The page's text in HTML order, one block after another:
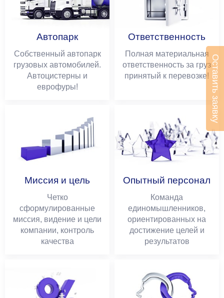
Автопарк
Собственный автопарк
грузовых автомобилей.
Автоцистерны и
еврофуры!
Ответственность
Полная материальная
ответственность за груз
принятый к перевозке!
Миссия и цель
Четко
сформулированные
миссия, видение и цели
компании, контроль
качества
Опытный персонал
Команда
единомышленников,
ориентированных на
достижение целей и
результатов
Оставить заявку